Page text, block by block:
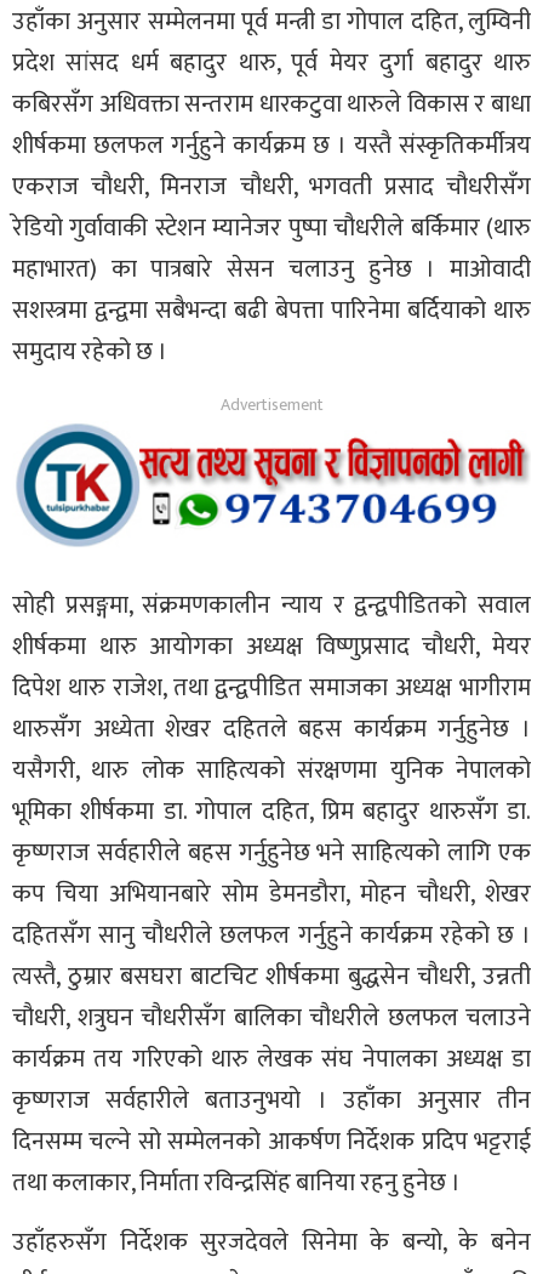
उहाँका अनुसार सम्मेलनमा पूर्व मन्त्री डा गोपाल दहित, लुम्विनी
प्रदेश सांसद धर्म बहादुर थारु, पूर्व मेयर दुर्गा बहादुर थारु
कबिरसँग अधिवक्ता सन्तराम धारकटुवा थारुले विकास र बाधा
शीर्षकमा छलफल गर्नुहुने कार्यक्रम छ । यस्तै संस्कृतिकर्मीत्रय
एकराज चौधरी, मिनराज चौधरी, भगवती प्रसाद चौधरीसँग
रेडियो गुर्वावाकी स्टेशन म्यानेजर पुष्पा चौधरीले बर्किमार (थारु
महाभारत) का पात्रबारे सेसन चलाउनु हुनेछ । माओवादी
सशस्त्रमा द्वन्द्वमा सबैभन्दा बढी बेपत्ता पारिनेमा बर्दियाको थारु
समुदाय रहेको छ ।
सोही प्रसङ्गमा, संक्रमणकालीन न्याय र द्वन्द्वपीडितको सवाल
शीर्षकमा थारु आयोगका अध्यक्ष विष्णुप्रसाद चौधरी, मेयर
दिपेश थारु राजेश, तथा द्वन्द्वपीडित समाजका अध्यक्ष भागीराम
थारुसँग अध्येता शेखर दहितले बहस कार्यक्रम गर्नुहुनेछ ।
यसैगरी, थारु लोक साहित्यको संरक्षणमा युनिक नेपालको
भूमिका शीर्षकमा डा. गोपाल दहित, प्रिम बहादुर थारुसँग डा.
कृष्णराज सर्वहारीले बहस गर्नुहुनेछ भने साहित्यको लागि एक
कप चिया अभियानबारे सोम डेमनडौरा, मोहन चौधरी, शेखर
दहितसँग सानु चौधरीले छलफल गर्नुहुने कार्यक्रम रहेको छ ।
त्यस्तै, ठुम्रार बसघरा बाटचिट शीर्षकमा बुद्धसेन चौधरी, उन्नती
चौधरी, शत्रुघन चौधरीसँग बालिका चौधरीले छलफल चलाउने
कार्यक्रम तय गरिएको थारु लेखक संघ नेपालका अध्यक्ष डा
कृष्णराज सर्वहारीले बताउनुभयो । उहाँका अनुसार तीन
दिनसम्म चल्ने सो सम्मेलनको आकर्षण निर्देशक प्रदिप भट्टराई
तथा कलाकार, निर्माता रविन्द्रसिंह बानिया रहनु हुनेछ ।
उहाँहरुसँग निर्देशक सुरजदेवले सिनेमा के बन्यो, के बनेन